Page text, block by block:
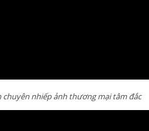
chuyên nhiếp ảnh thương mại tâm đắc